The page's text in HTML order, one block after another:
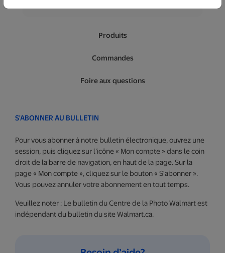
Produits
Commandes
Foire aux questions
S'ABONNER AU BULLETIN
Pour vous abonner à notre bulletin électronique, ouvrez une
session, puis cliquez sur l’icône « Mon compte » dans le coin
droit de la barre de navigation, en haut de la page. Sur la
page « Mon compte », cliquez sur le bouton « S'abonner ».
Vous pouvez annuler votre abonnement en tout temps.
Veuillez noter : Le bulletin du Centre de la Photo Walmart est
indépendant du bulletin du site Walmart.ca.